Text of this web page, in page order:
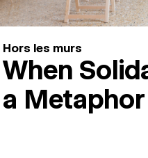
Hors les murs
When
a Metaphor